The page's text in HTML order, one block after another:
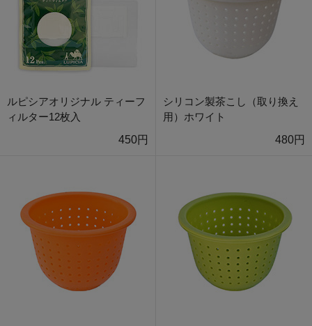
ルピシアオリジナル ティーフ
ィルター12枚入
450円
シリコン製茶こし（取り換え
用）ホワイト
480円